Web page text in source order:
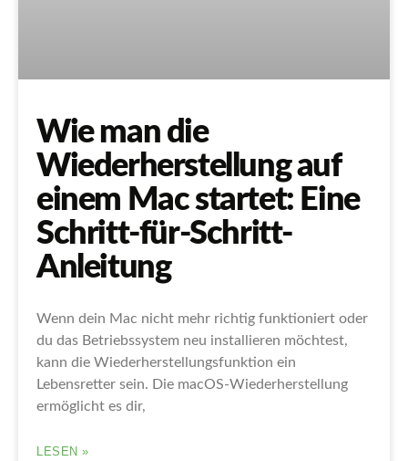
Wie man die
Wiederherstellung auf
einem Mac startet: Eine
Schritt-für-Schritt-
Anleitung
Wenn dein Mac nicht mehr richtig funktioniert oder
du das Betriebssystem neu installieren möchtest,
kann die Wiederherstellungsfunktion ein
Lebensretter sein. Die macOS-Wiederherstellung
ermöglicht es dir,
LESEN »